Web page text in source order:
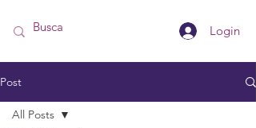
Login
Post
All Posts